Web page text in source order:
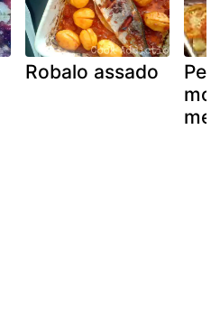
Robalo assado